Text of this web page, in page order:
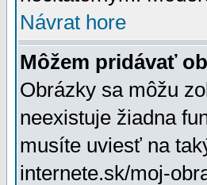
Návrat hore
Môžem pridávať
Obrázky sa môžu
neexistuje žiadna
musíte uviesť na
internete.sk/moj-